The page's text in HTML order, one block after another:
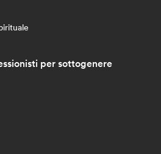
per sottogenere